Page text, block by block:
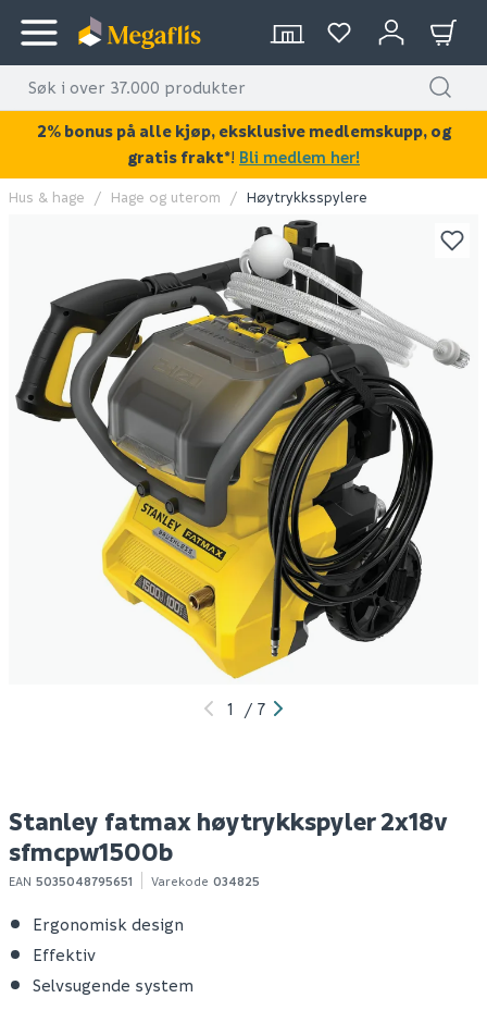
KAN DISSE VÆRE AV INTERESSE?
Nilfisk dyse click&clean
Nilfisk lanse c&c g4
210
1-10 stk
Klikk & Hent
Hus & hage Hage og uterom Høytrykksspylere
1 / 7
Stanley fatmax høytrykkspyler 2x18v
sfmcpw1500b
EAN 5035048795651 Varekode 034825
Ergonomisk design
Effektiv
Selvsugende system
2% bonus på alle kjøp, eksklusive medlemskupp, og
gratis frakt*! Bli medlem her!